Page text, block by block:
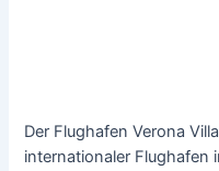
Der Flughafen Verona
internationaler Flughafen